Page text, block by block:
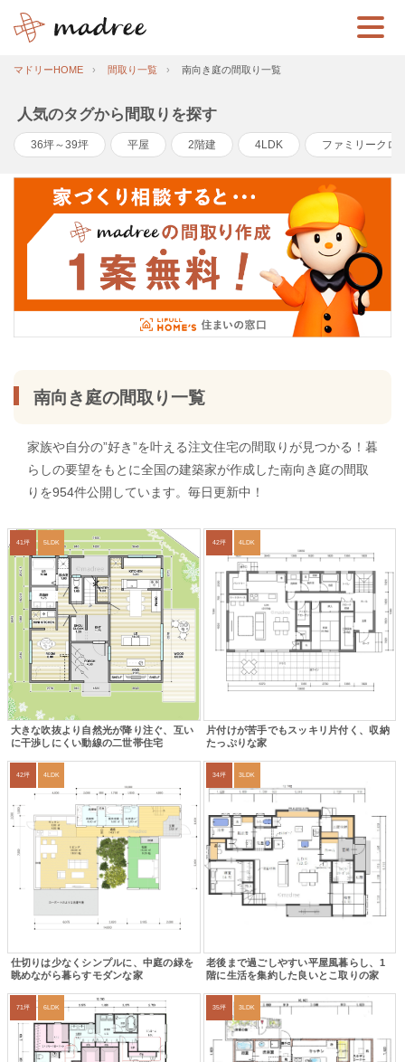
マドリーHOME 間取り一覧 南向き庭の間取り一覧
人気のタグから間取りを探す
36坪～39坪 平屋 2階建 4LDK ファミリークロ
南向き庭の間取り一覧
家族や自分の”好き”を叶える注文住宅の間取りが見つかる！暮
らしの要望をもとに全国の建築家が作成した南向き庭の間取
りを954件公開しています。毎日更新中！
41坪 5LDK
大きな吹抜より自然光が降り注ぐ、互い
に干渉しにくい動線の二世帯住宅
42坪 4LDK
片付けが苦手でもスッキリ片付く、収納
たっぷりな家
42坪 4LDK
仕切りは少なくシンプルに、中庭の緑を
眺めながら暮らすモダンな家
34坪 3LDK
老後まで過ごしやすい平屋風暮らし、1
階に生活を集約した良いとこ取りの家
71坪 6LDK 35坪 3LDK